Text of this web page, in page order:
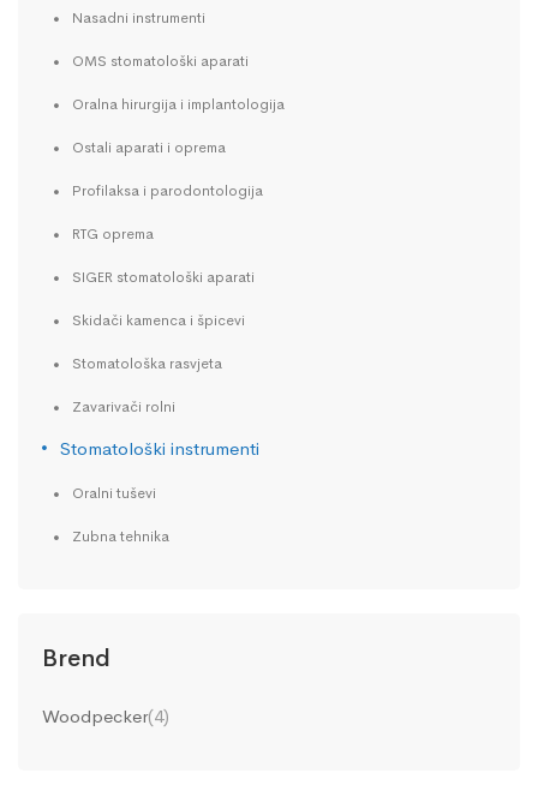
Nasadni instrumenti
OMS stomatološki aparati
Oralna hirurgija i implantologija
Ostali aparati i oprema
Profilaksa i parodontologija
RTG oprema
SIGER stomatološki aparati
Skidači kamenca i špicevi
Stomatološka rasvjeta
Zavarivači rolni
Stomatološki instrumenti
Oralni tuševi
Zubna tehnika
Brend
Woodpecker(4)